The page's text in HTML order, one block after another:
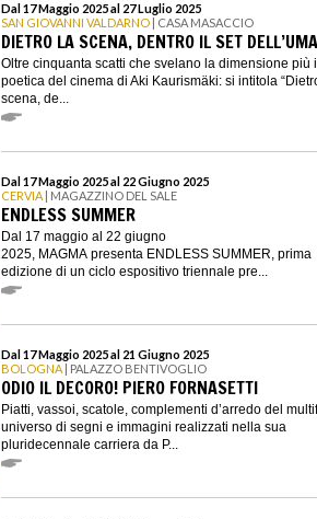
Dal 17 Maggio 2025 al 27 Luglio 2025
SAN GIOVANNI VALDARNO | CASA MASACCIO
DIETRO LA SCENA, DENTRO IL SET
Oltre cinquanta scatti che svelano la dimensione più
poetica del cinema di Aki Kaurismäki: si intitola
scena, de...
Dal 17 Maggio 2025 al 22 Giugno 2025
CERVIA | MAGAZZINO DEL SALE
ENDLESS SUMMER
Dal 17 maggio al 22 giugno
2025, MAGMA presenta ENDLESS SUMMER, prima
edizione di un ciclo espositivo triennale pre...
Dal 17 Maggio 2025 al 21 Giugno 2025
BOLOGNA | PALAZZO BENTIVOGLIO
ODIO IL DECORO! PIERO FORNASETTI
Piatti, vassoi, scatole, complementi d’arredo del
universo di segni e immagini realizzati nella sua
pluridecennale carriera da P...